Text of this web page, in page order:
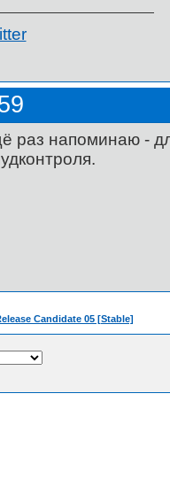
раз напоминаю -
Candidate 05 [Stable]